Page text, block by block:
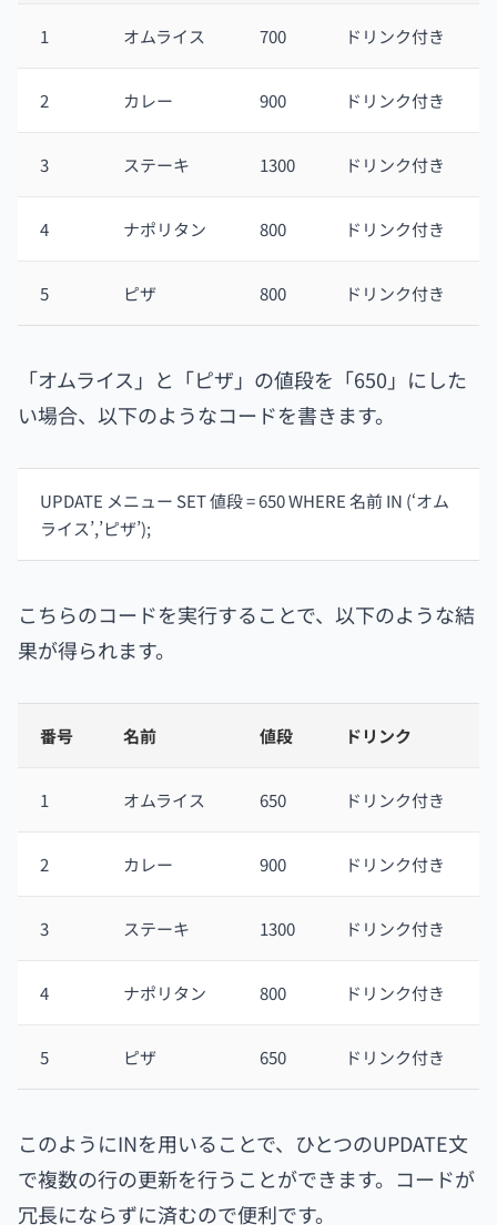
1 オムライス 700 ドリンク付き
2 カレー 900 ドリンク付き
3 ステーキ 1300 ドリンク付き
4 ナポリタン 800 ドリンク付き
5 ピザ 800 ドリンク付き
「オムライス」と「ピザ」の値段を「650」にした
い場合、以下のようなコードを書きます。
UPDATE メニュー SET 値段 = 650 WHERE 名前 IN (‘オム
ライス’,’ピザ’);
こちらのコードを実行することで、以下のような結
果が得られます。
番号 名前 値段 ドリンク
1 オムライス 650 ドリンク付き
2 カレー 900 ドリンク付き
3 ステーキ 1300 ドリンク付き
4 ナポリタン 800 ドリンク付き
5 ピザ 650 ドリンク付き
このようにINを用いることで、ひとつのUPDATE文
で複数の行の更新を行うことができます。コードが
冗長にならずに済むので便利です。